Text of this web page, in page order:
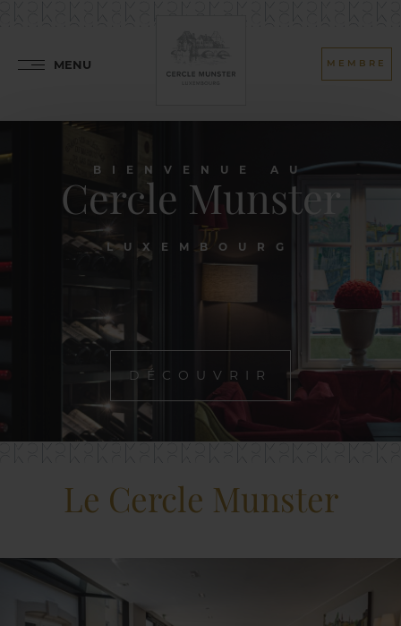
MENU MEMBRE
BIENVENUE AU
Cercle Munster
LUXEMBOURG
DÉCOUVRIR
Le Cercle Munster